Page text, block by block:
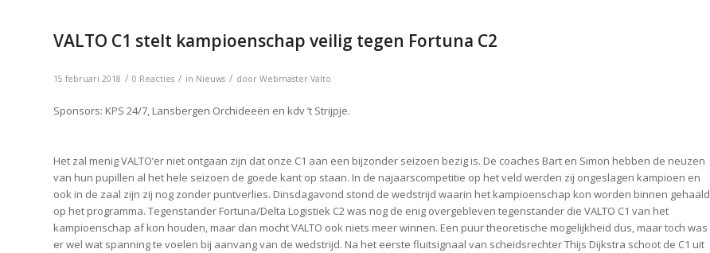
VALTO C1 stelt kampioenschap veilig tegen Fortuna C2
15 februari 2018 / 0 Reacties / in Nieuws / door Webmaster Valto
Sponsors: KPS 24/7, Lansbergen Orchideeën en kdv ’t Strijpje.
Het zal menig VALTO’er niet ontgaan zijn dat onze C1 aan een bijzonder seizoen bezig is. De coaches Bart en Simon hebben de neuzen
van hun pupillen al het hele seizoen de goede kant op staan. In de najaarscompetitie op het veld werden zij ongeslagen kampioen en
ook in de zaal zijn zij nog zonder puntverlies. Dinsdagavond stond de wedstrijd waarin het kampioenschap kon worden binnen gehaald
op het programma. Tegenstander Fortuna/Delta Logistiek C2 was nog de enig overgebleven tegenstander die VALTO C1 van het
kampioenschap af kon houden, maar dan mocht VALTO ook niets meer winnen. Een puur theoretische mogelijkheid dus, maar toch was
er wel wat spanning te voelen bij aanvang van de wedstrijd. Na het eerste fluitsignaal van scheidsrechter Thijs Dijkstra schoot de C1 uit